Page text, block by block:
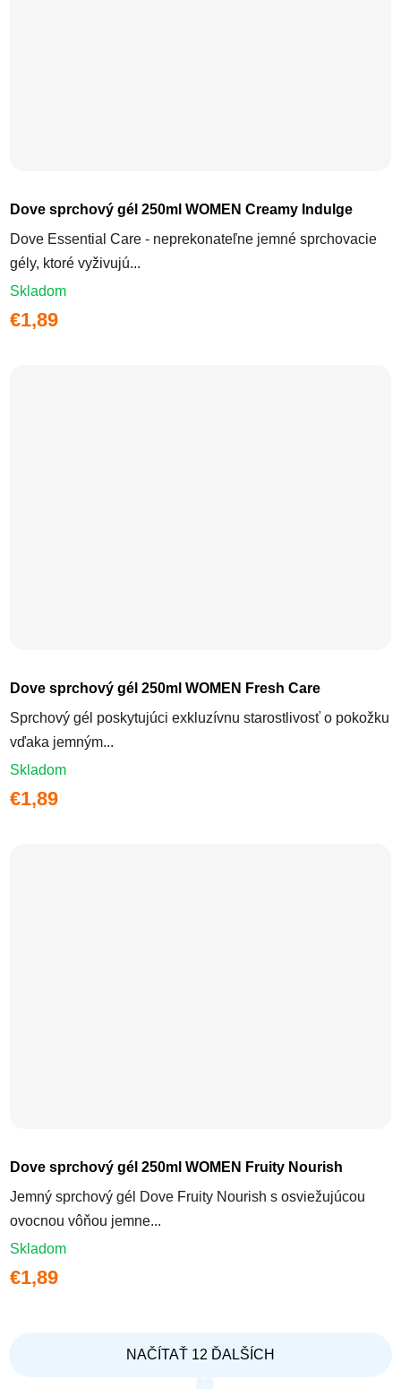
Dove sprchový gél 250ml WOMEN Creamy Indulge
Dove Essential Care - neprekonateľne jemné sprchovacie
gély, ktoré vyživujú...
Skladom
€1,89
Dove sprchový gél 250ml WOMEN Fresh Care
Sprchový gél poskytujúci exkluzívnu starostlivosť o pokožku
vďaka jemným...
Skladom
€1,89
Dove sprchový gél 250ml WOMEN Fruity Nourish
Jemný sprchový gél Dove Fruity Nourish s osviežujúcou
ovocnou vôňou jemne...
Skladom
€1,89
NAČÍTAŤ 12 ĎALŠÍCH